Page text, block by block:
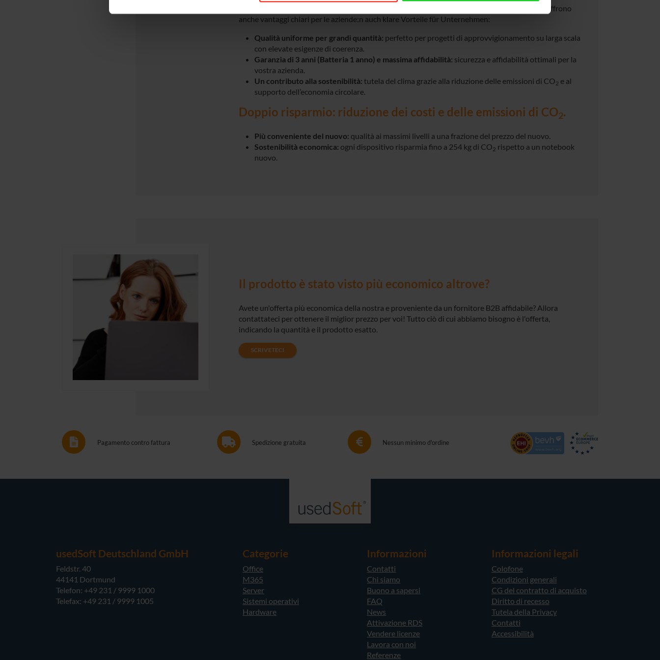
I nostri dispositivi Premium+ non solo garantiscono i più alti standard tecnici ed estetici, ma offrono
anche vantaggi chiari per le aziende:n auch klare Vorteile für Unternehmen:
Qualità uniforme per grandi quantità: perfetto per progetti di approvvigionamento su larga scala
con elevate esigenze di coerenza.
Garanzia di 3 anni (Batteria 1 anno) e massima affidabilità: sicurezza e affidabilità ottimali per la
vostra azienda.
Un contributo alla sostenibilità: tutela del clima grazie alla riduzione delle emissioni di CO2 e al
supporto dell’economia circolare.
Doppio risparmio: riduzione dei costi e delle emissioni di CO2.
Più conveniente del nuovo: qualità ai massimi livelli a una frazione del prezzo del nuovo.
Sostenibilità economica: ogni dispositivo risparmia fino a 254 kg di CO2 rispetto a un notebook
nuovo.
Il prodotto è stato visto più economico altrove?
Avete un'offerta più economica della nostra e proveniente da un fornitore B2B affidabile? Allora
contattateci per ottenere il miglior prezzo per voi! Tutto ciò di cui abbiamo bisogno è l'offerta,
indicando la quantità e il prodotto esatto.
SCRIVETECI
Pagamento contro fattura Spedizione gratuita Nessun minimo d'ordine
usedSoft Deutschland GmbH
Feldstr. 40
44141 Dortmund
Telefon: +49 231 / 9999 1000
Telefax: +49 231 / 9999 1005
Categorie
Office
M365
Server
Sistemi operativi
Hardware
Informazioni
Contatti
Chi siamo
Buono a sapersi
FAQ
News
Attivazione RDS
Vendere licenze
Lavora con noi
Referenze
Informazioni legali
Colofone
Condizioni generali
CG del contratto di acquisto
Diritto di recesso
Tutela della Privacy
Contatti
Accessibilità